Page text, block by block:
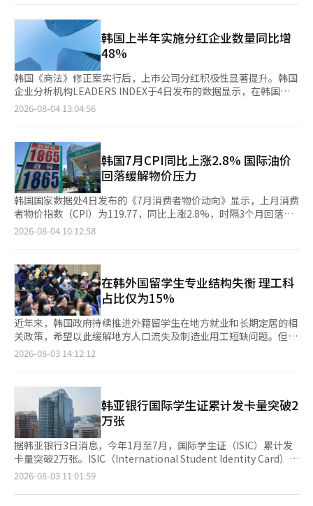
资者因相信韩国总统李在明提出的“消除韩国折价”承诺而积极入
市，但随着外资持续撤离，最终承受了较大投资损失。 与此同
时，在上月28日至30日KOSPI连续大跌期间，以三星电子和SK海
力士为标的的杠杆ETF分别暴跌34%和49%；31日市场大幅反弹
时，两只产品又分别上涨37%和43%以上，市场波动进一步放
大。 文章还分析称，近年来国际资产管理机构因中国政策不确定
性及投资者权益保障不足，逐渐将中国市场视为“不可投资”市
场，如今韩国市场也开始出现类似担忧。 随着围绕单一股票杠杆
统府政策室长金容范等人，要求追究相关政策导致市场混乱的法律
责任。 市场对政府责任的质疑升温之际，李在明结束为期11天的
美国和南美访问回国后，下午直奔青瓦台主持房地产和股市闭门检
查会议。总统府首席发言人姜由桢表示，会议持续约7个小时，李
在明听取了房地产税制改革方案以及单一股票杠杆ETF完善措施等
情况汇报，并要求相关部门进一步研究解决方案，维护市场稳定。
目前，韩国金融监管部门正研究推出进一步监管措施，包括赋予监
管机构在特殊情况下调整单一股票杠杆ETF杠杆倍数、限制投资等
示，上月KOSPI市场个人投资者成交额占比降至31.23%，较今年1
月的48.19%下降16.96个百分点，创近六个月来新低，显示市场剧
烈波动削弱了个人投资者的交易意愿。 4日，韩国股市结束此前震
荡走势，KOSPI指数收于6358.95点，较前一交易日上涨101.5点，
涨幅1.62%；创业板指数（KOSDAQ）收于780.72点，上涨43.37
点，涨幅5.88%。
分进一步提升。疾病管理厅认为，这反映出韩国政府持续推进减盐
政策取得一定成效，居民健康饮食意识有所增强。 不过，牛奶和
乳制品、杂粮以及水果摄入得分均不足50分。其中，牛奶和乳制品
摄入得分仅为33.6分，为所有指标中最低，显示相关饮食习惯仍有
较大改善空间。 按性别来看，男性饮食健康评分为57.6分，低于女
性的59.6分。按年龄来看，20多岁人群得分仅为50.3分，为各年龄
段最低；30多岁人群得分52.8分，排名倒数第二。随着年龄增长，
饮食健康评分总体呈上升趋势，70岁及以上人群得分达到66.1分，
上的表现均低于其他年龄段，杂粮和水果摄入不足的问题尤为突
出。40至60多岁人群整体评分虽高于20至30多岁人群，但杂粮、
牛奶及乳制品、水果摄入仍显不足。 70岁及以上人群综合评分虽
最高，但牛奶和乳制品摄入以及碳水化合物供能占比仍需改善。疾
病管理厅建议，该年龄段应减少以谷物为主的单一饮食模式，增加
牛奶、乳制品及优质蛋白质食品摄入。 疾病管理厅厅长林承宽表
示，韩国成年人在杂粮、水果以及牛奶和乳制品摄入方面的短板依
然存在，20至30多岁年轻人尤其需要养成规律饮食习惯，增加食
韩国上半年实施分红企业数量同比增
48%
韩国《商法》修正案实行后，上市公司分红积极性显著提升。韩国
企业分析机构LEADERS INDEX于4日发布的数据显示，在韩国
2873家上市公司中，截至本月3日，共有127家公司披露第一季度
13.52万亿韩元，同比增长18.4%；平均股息率为1.8%，较去年同
期提高0.5个百分点。127家实施分红的企业中，105家提高分红规
模，12家减少分红，10家与去年持平。 按企业来看，三星电子分
红规模居首，公司第一季度和第二季度分别决定派发股息2.4533万
亿韩元和2.4559万亿韩元，上半年累计分红4.9092万亿韩元。不
过，受股价上涨影响，三星电子股息率第一季度和第二季度分别为
0.2%和0.1%。 现代汽车以1.3092万亿韩元的上半年分红规模位居
第二。韩国四大金融控股公司分红规模也较去年同期明显增加，其
别派发股息8109亿韩元、6963亿韩元、6151亿韩元和3210亿韩
元，同比分别增长21.1%、25.4%、23%和9.1%。 HD现代集团旗
下多家公司分红增长尤为明显。其中，HD现代重工、HD韩国造船
海洋、HD现代、HD现代电气和HD现代海洋解决方案分红规模同
比分别增长331%、103.1%、44.4%、36.8%和28.6%。 个人股
东方面，三星电子会长李在镕以上半年728亿韩元的分红收入位居
第一；现代汽车集团名誉会长郑梦九以671亿韩元排名第二；峨山
财团理事长郑梦准以546亿韩元位列第三。 去年排名第一的三星家
税资金，今年分红收入降至544亿韩元，排名第四。三星物产社长
李叙显（341亿韩元）、新罗酒店社长李富真（312亿韩元）、现
代汽车集团会长郑义宣（284亿韩元）、SK集团会长崔泰源（195
亿韩元）、好丽友集团副会长李和卿（141亿韩元）以及HD现代会
长郑基宣（126亿韩元）也跻身前十。 此外，在127家公布分红方
案的企业中，包括友利金融控股、SK Square和斗山山猫在内的22
家公司实施了减资分红，占比17.3%。
2026-08-04 13:04:56
韩国7月CPI同比上涨2.8% 国际油价
回落缓解物价压力
韩国国家数据处4日发布的《7月消费者物价动向》显示，上月消费
者物价指数（CPI）为119.77，同比上涨2.8%，时隔3个月回落至
2%区间。 受中东战争推高国际油价影响，今年3月和4月消费者物
以及韩国政府持续实施石油最高限价制度，是推动物价涨幅收窄的
主要原因。数据显示，7月石油类价格同比上涨15.5%，涨幅较6月
的24.7%明显收窄。其中，柴油和汽油价格涨幅分别由6月的
33.7%和23.1%降至21.5%和12.6%。 国家数据处经济动向统计审
议官李斗元（音）表示，随着国际油价走低、韩元汇率变动，加上
政府实施石油最高限价等稳定市场措施，石油类价格涨势明显放
缓。韩国财政经济部方面则表示，石油最高限价措施使7月消费者
物价涨幅降低0.3个百分点，若无相关措施，当月涨幅将达到
因素。7月农林畜水产品价格同比上涨0.9%，较6月的3.2%大幅回
落。其中，农产品价格同比下降2.2%，白菜（-18.4%）、西瓜
（-11.1%）、菠菜（-21.3%）、黄瓜（-13.8%）、西葫芦
（-15.9%）和萝卜（-10.8%）价格均出现下跌。不过，韩国国产
牛肉（5.7%）、大米（7.9%）、进口牛肉（8.7%）、鸡蛋
（7.5%）、鲭鱼（7%）和大葱（18.3%）价格仍在上涨。 与此同
时，耐用品价格涨幅由6月的3.1%升至7月的3.9%。受半导体价格
上涨及部分新品上市影响，电脑和便携式多媒体设备价格同比分别
上涨25.1%和22.5%，均创历史最大涨幅；受整车售价上调及个别
2026-08-04 10:12:58
在韩外国留学生专业结构失衡 理工科
占比仅为15%
近年来，韩国政府持续推进外籍留学生在地方就业和长期定居的相
关政策，希望以此缓解地方人口流失及制造业用工短缺问题。但最
新统计显示，在韩外籍留学生的专业结构明显偏向人文社科领域，
果》显示，在韩外籍留学生中，工程类专业学生仅占15%。相比之
下，社会科学专业占29.3%，韩国学占17.8%，人文及艺术体育类
专业占14%，三者合计达61.1%，约为工程类专业占比的四倍。
分析认为，这一专业结构失衡已成为韩国地方制造业招工的制约因
素之一。焊接、模具、机械制造等行业普遍需要具备相关专业知识
的技术人才，但理工科外籍留学生规模不足，难以形成稳定的人才
储备。 数据显示，韩国制造业技能型岗位缺工问题依然突出。据
韩国产业通商资源部下属国家基础产业振兴中心发布的《2025年
基础产业调查》，基础产业外籍劳动力缺口达3954人，其中直接
2026-08-03 14:12:12
韩亚银行国际学生证累计发卡量突破2
万张
据韩亚银行3日消息，今年1月至7月，国际学生证（ISIC）累计发
卡量突破2万张。ISIC（International Student Identity Card）是
国际通用学生身份证明，持卡人可在全球150多个国家和地区、约
域的优惠。 截至目前，韩亚银行推出了与海外旅行金融服
2026-08-03 11:01:59
页